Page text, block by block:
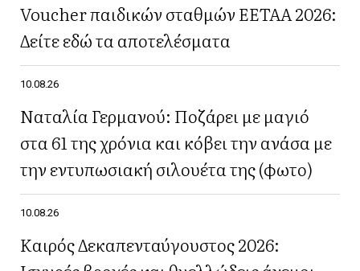
Voucher παιδικών σταθμών ΕΕΤΑΑ 2026:
Δείτε εδώ τα αποτελέσματα
10.08.26
Ναταλία Γερμανού: Ποζάρει με μαγιό
στα 61 της χρόνια και κόβει την ανάσα με
την εντυπωσιακή σιλουέτα της (φωτο)
10.08.26
Καιρός Δεκαπενταύγουστος 2026: